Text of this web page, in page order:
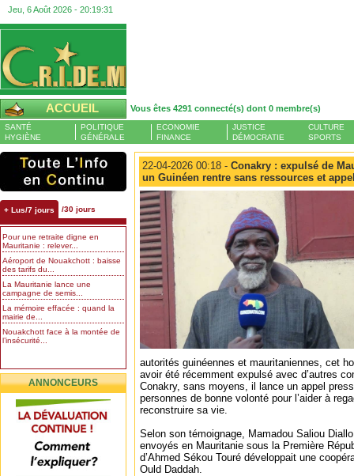
Jeu, 6 Août 2026 - 20:19:31
ACCUEIL Vous êtes 4291 connecté(s) dont 0 membre(s)
SANTÉ
HYGIÈNE
POLITIQUE
GÉNÉRALE
ECONOMIE
FINANCE
JUSTICE
DÉMOCRATIE
CULTURE
SPORTS
+ Lus/7 jours /30 jours
Pour une retraite digne en
Mauritanie : relever...
Aéroport de Nouakchott : baisse
des tarifs du...
La Mauritanie lance une
campagne de semis...
La mémoire effacée : quand la
mairie de...
Nouakchott face à la montée de
l’insécurité...
ANNONCEURS
22-04-2026 00:18 - Conakry : expulsé de
un Guinéen rentre sans ressources et
autorités guinéennes et mauritaniennes, cet
avoir été récemment expulsé avec d’autres
Conakry, sans moyens, il lance un appel
personnes de bonne volonté pour l’aider à
reconstruire sa vie.
Selon son témoignage, Mamadou Saliou
envoyés en Mauritanie sous la Première
d’Ahmed Sékou Touré développait une
Ould Daddah.